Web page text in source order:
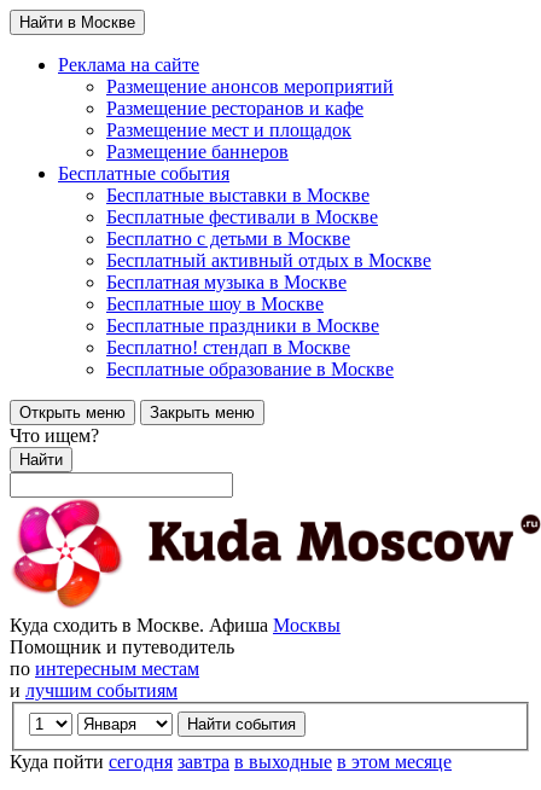
Найти в Москве
Реклама на сайте
Размещение анонсов мероприятий
Размещение ресторанов и кафе
Размещение мест и площадок
Размещение баннеров
Бесплатные события
Бесплатные выставки в Москве
Бесплатные фестивали в Москве
Бесплатно с детьми в Москве
Бесплатный активный отдых в Москве
Бесплатная музыка в Москве
Бесплатные шоу в Москве
Бесплатные праздники в Москве
Бесплатно! стендап в Москве
Бесплатные образование в Москве
Открыть меню Закрыть меню
Что ищем?
Найти
Куда сходить в Москве. Афиша Москвы
Помощник и путеводитель
по интересным местам
и лучшим событиям
Куда пойти сегодня завтра в выходные в этом месяце